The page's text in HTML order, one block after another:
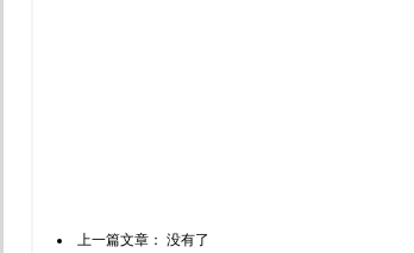
上一篇文章： 没有了